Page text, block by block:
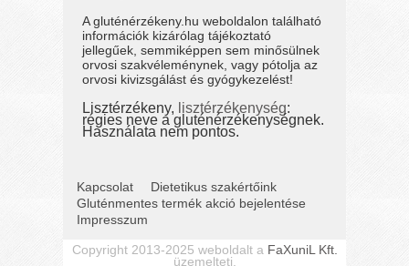
A gluténérzékeny.hu weboldalon található
információk kizárólag tájékoztató
jellegűek, semmiképpen sem minősülnek
orvosi szakvéleménynek, vagy pótolja az
orvosi kivizsgálást és gyógykezelést!
Lisztérzékeny, lisztérzékenység:
régies neve a gluténérzékenységnek.
Használata nem pontos.
Kapcsolat
Dietetikus szakértőink
Gluténmentes termék akció bejelentése
Impresszum
Copyright 2013-2025 weboldalt a FaXuniL Kft.
üzemelteti.